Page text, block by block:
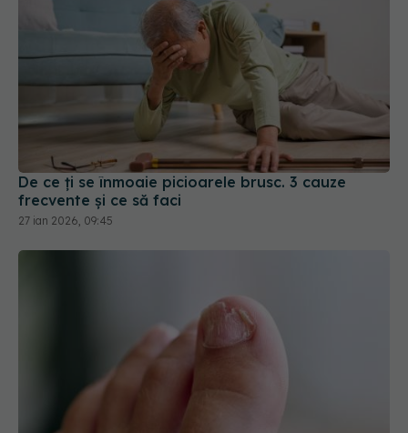
De ce ți se înmoaie picioarele brusc. 3 cauze
frecvente și ce să faci
27 ian 2026, 09:45